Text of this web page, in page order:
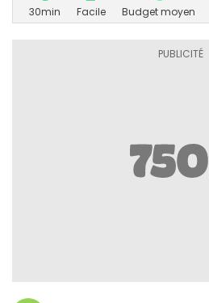
30min Facile Budget moyen